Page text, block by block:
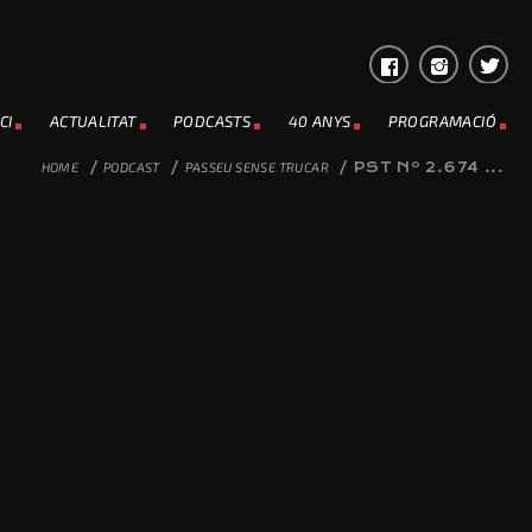
ACTUALITAT PODCASTS 40 ANYS PROGRAMACIÓ
HOME / PODCAST / PASSEU SENSE TRUCAR / PST Nº 2.674 ...